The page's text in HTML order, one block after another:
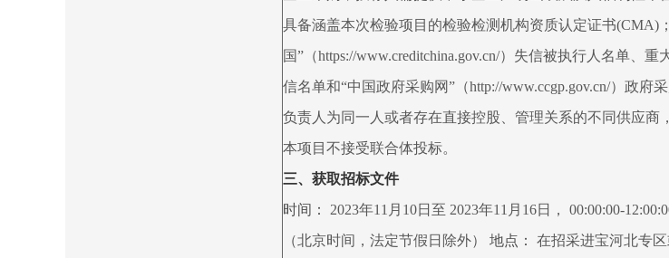
具备涵盖本次检验项目的检验检测机构资质认定证书(CMA)
国”（https://www.creditchina.gov.cn/）失信被执行人名单、
信名单和“中国政府采购网”（http://www.ccgp.gov.cn/）政府
负责人为同一人或者存在直接控股、管理关系的不同供应商
本项目不接受联合体投标。
三、获取招标文件
时间：
2023年11月10日至 2023年11月16日， 00:00:00-
（北京时间，法定节假日除外）
地点：
在招采进宝河北专